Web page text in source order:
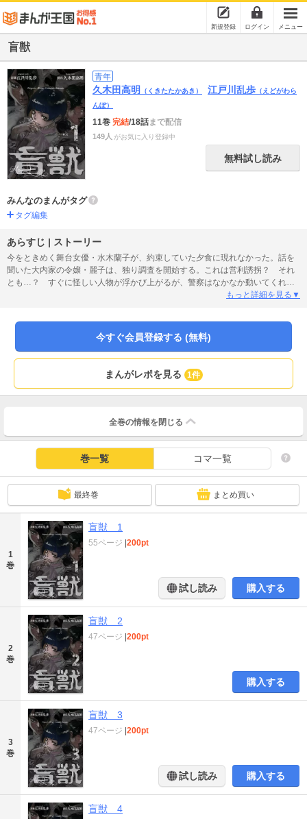
新規登録 ログイン メニュー
盲獣
青年
久木田高明 （くきたたかあき） 江戸川乱歩 （えどがわら
んぽ）
11巻 完結/18話まで配信
149人 がお気に入り登録中
無料試し読み
みんなのまんがタグ
タグ編集
あらすじ | ストーリー
今をときめく舞台女優・水木蘭子が、約束していた夕食に現れなかった。話を
聞いた大内家の令嬢・麗子は、独り調査を開始する。これは営利誘拐？ それ
とも…？ すぐに怪しい人物が浮かび上がるが、警察はなかなか動いてくれ
ず、麗子は素人ながら探偵役を買って出ることに。しかしこれは、世間を揺る
麗なタッチで悍ましき乱歩ワールドを描く、描き下ろし新作!!
もっと詳細を見る▼
今すぐ会員登録する (無料)
まんがレポを見る 1件
全巻の情報を 閉じる
巻一覧 コマ一覧
最終巻 まとめ買い
1
巻
盲獣 1
55ページ 200pt
試し読み 購入する
2
巻
盲獣 2
47ページ 200pt
購入する
3
巻
盲獣 3
47ページ 200pt
試し読み 購入する
盲獣 4